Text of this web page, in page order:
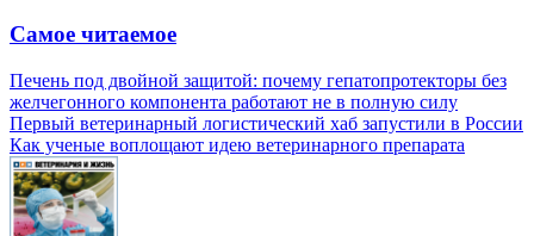
Самое читаемое
Печень под двойной защитой: почему гепатопротекторы без
желчегонного компонента работают не в полную силу
Первый ветеринарный логистический хаб запустили в России
Как ученые воплощают идею ветеринарного препарата